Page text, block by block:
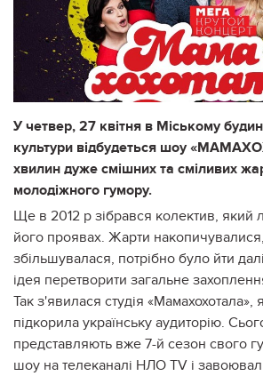
У четвер, 27 квітня в Міському
культури відбудеться шоу
хвилин дуже смішних та сміливих
молодіжного гумору.
Ще в 2012 р зібрався колектив, який
його проявах. Жарти
збільшувалася, потрібно було йти
ідея перетворити загальне
Так з'явилася студія
підкорила українську аудиторію.
представляють вже 7-й сезон свого
шоу на телеканалі НЛО TV і